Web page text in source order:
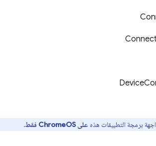
برمجة التطبيقات هذه على ChromeOS فقط .